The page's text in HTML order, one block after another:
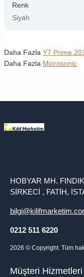
Renk
Siyah
Daha Fazla Y7 Prime
Daha Fazla Microsonic
HOBYAR MH.
SİRKECİ , FATİH,
0212 511 6220
2026 © Copyright. Tüm
Müşteri Hizmetleri